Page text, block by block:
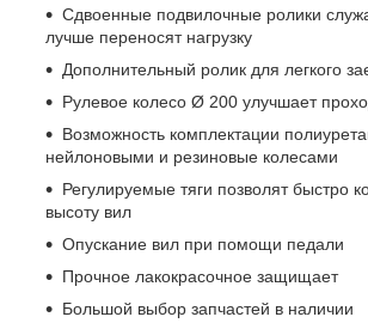
Сдвоенные подвилочные ролики
лучше переносят нагрузку
Дополнительный ролик для легкого
Рулевое колесо Ø 200 улучшает
Возможность комплектации
нейлоновыми и резиновые колесами
Регулируемые тяги позволят быстро
высоту вил
Опускание вил при помощи педали
Прочное лакокрасочное защищает
Большой выбор запчастей в наличии